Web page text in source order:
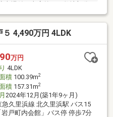
）夢の注文住宅、新築用の建
ラン・見積もり承ります。お
4,490万円 4LDK
万円
4LDK
積100.39m2
積157.31m2
2024年12月(築1年9ヶ月)
急久里浜線 北久里浜駅 バス15
戸町内会館」バス停 停歩7分